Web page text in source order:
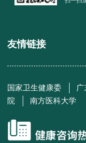
友情链接
国家卫生健康委
院
南方医科大学